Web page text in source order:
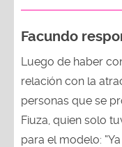
Facundo
Luego de haber
relación con la
personas que se
Fiuza, quien solo
para el modelo: